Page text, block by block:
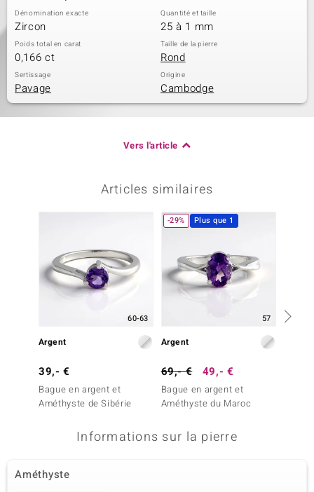
Dénomination exacte
Zircon
Quantité et taille
25 à 1 mm
Poids total en carat
0,166 ct
Taille de la pierre
Rond
Sertissage
Pavage
Origine
Cambodge
Vers l'article
Articles similaires
60-63
Argent
39,- €
Bague en argent et
Améthyste de Sibérie
-29% Plus que 1
57
Argent
69,- € 49,- €
Bague en argent et
Améthyste du Maroc
Informations sur la pierre
Améthyste